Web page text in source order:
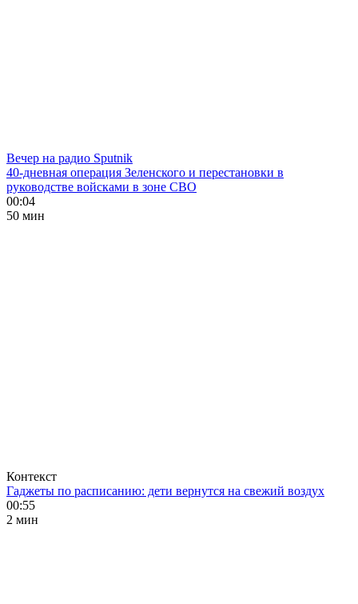
Вечер на радио Sputnik
40-дневная операция Зеленского и перестановки в
руководстве войсками в зоне СВО
00:04
50 мин
Контекст
Гаджеты по расписанию: дети вернутся на свежий воздух
00:55
2 мин